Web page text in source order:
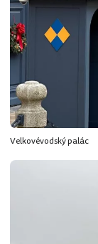
Velkovévodský palác